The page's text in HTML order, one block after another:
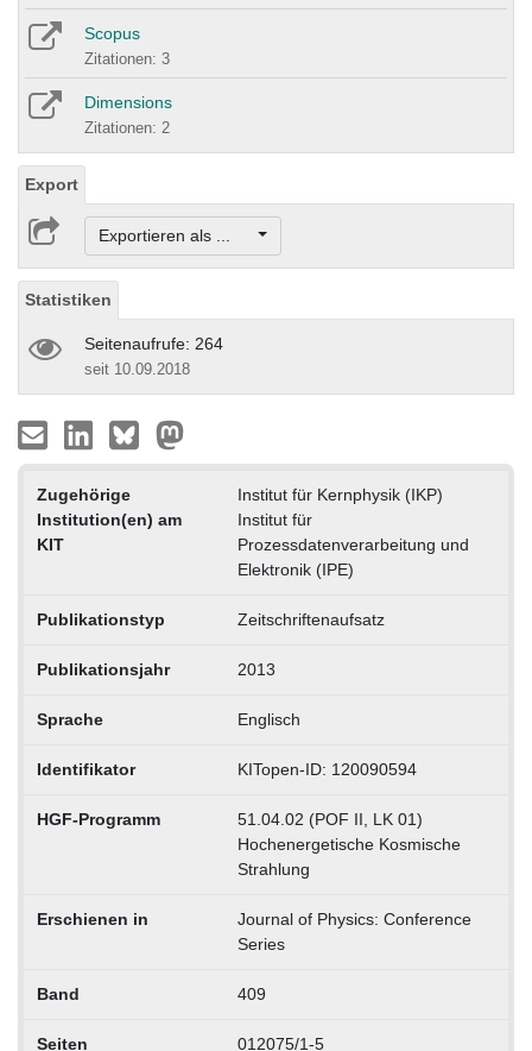
Scopus
Zitationen: 3
Dimensions
Zitationen: 2
Export
Exportieren als ...
Statistiken
Seitenaufrufe: 264
seit 10.09.2018
Zugehörige
Institution(en) am
KIT
Institut für Kernphysik (IKP)
Institut für
Prozessdatenverarbeitung und
Elektronik (IPE)
Publikationstyp Zeitschriftenaufsatz
Publikationsjahr 2013
Sprache Englisch
Identifikator KITopen-ID: 120090594
HGF-Programm
51.04.02 (POF II, LK 01)
Hochenergetische Kosmische
Strahlung
Erschienen in
Journal of Physics: Conference
Series
Band 409
Seiten 012075/1-5